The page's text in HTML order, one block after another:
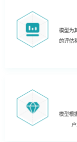
模型为
的评估
模型根